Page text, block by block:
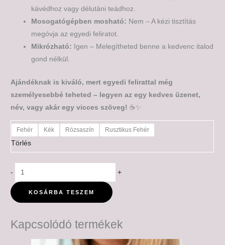
kávédhoz vagy délutáni teádhoz.
Mosogatógépben mosható: Nem – A kézi tisztítás
megóvja az egyedi feliratot.
Mikrózható: Igen – Melegítheted benne a kedvenc italod
gond nélkül.
Ajándéknak is kiváló, mert egyedi felirattal még
személyesebbé teheted – legyen az egy kedves üzenet,
név, vagy akár egy vicces szöveg! ☕✨
Fehér Kék Rózsaszín Rusztikus Fehér
Törlés
- +
KOSÁRBA TESZEM
Kapcsolódó termékek